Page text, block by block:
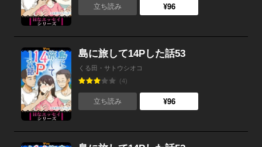
立ち読み ¥96
島に旅して14Pした話53
くる田・サトウシオコ
(4)
立ち読み ¥96